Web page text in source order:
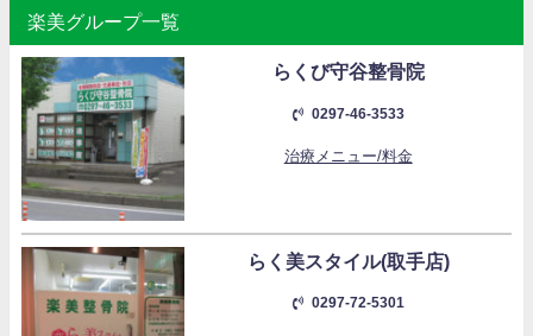
楽美グループ一覧
らくび守谷整骨院
0297-46-3533
治療メニュー/料金
らく美スタイル(取手店)
0297-72-5301